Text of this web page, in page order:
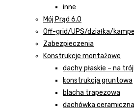
inne
Mój Prąd 6.0
Off-grid/UPS/działka/
Zabezpieczenia
Konstrukcje montażowe
dachy płaskie – na
konstrukcja gruntowa
blacha trapezowa
dachówka